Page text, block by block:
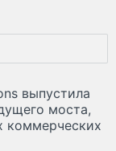
выпустила
моста,
коммерческих